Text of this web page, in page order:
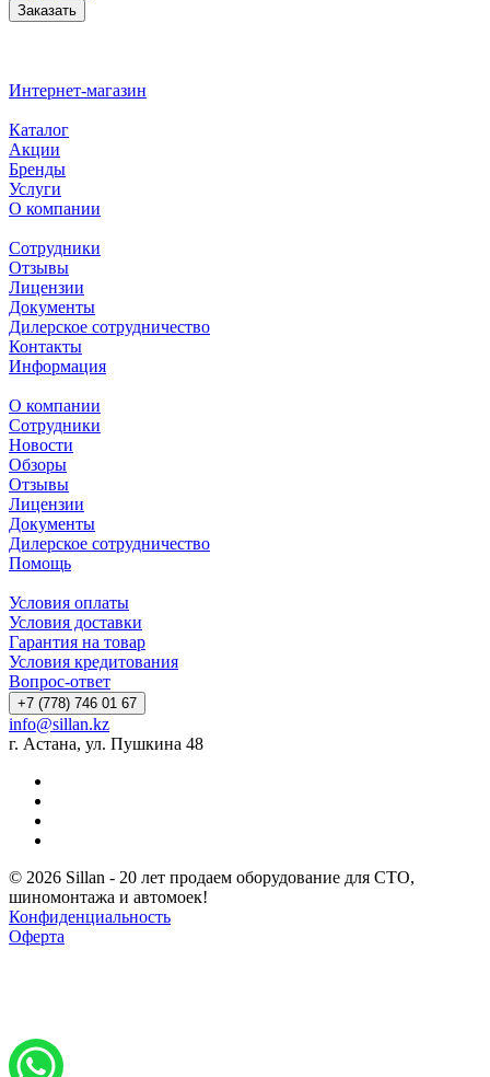
Заказать
Интернет-магазин
Каталог
Акции
Бренды
Услуги
О компании
Сотрудники
Отзывы
Лицензии
Документы
Дилерское сотрудничество
Контакты
Информация
О компании
Сотрудники
Новости
Обзоры
Отзывы
Лицензии
Документы
Дилерское сотрудничество
Помощь
Условия оплаты
Условия доставки
Гарантия на товар
Условия кредитования
Вопрос-ответ
+7 (778) 746 01 67
info@sillan.kz
г. Астана, ул. Пушкина 48
© 2026 Sillan - 20 лет продаем оборудование для СТО,
шиномонтажа и автомоек!
Конфиденциальность
Оферта